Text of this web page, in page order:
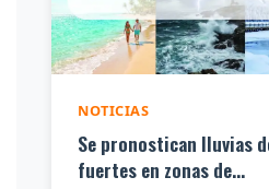
NOTICIAS
Se pronostican lluvias
fuertes en zonas de...